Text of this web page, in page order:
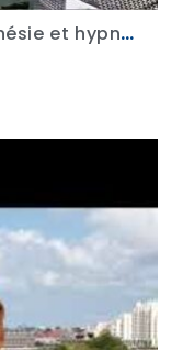
Dr Arnaud Bouzinac – Anesthésie et hypnose